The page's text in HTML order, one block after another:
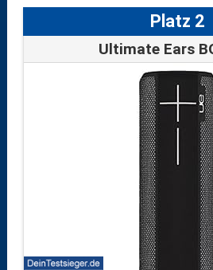
Platz 2
Ultimate Ears